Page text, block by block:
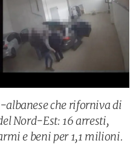
che riforniva di
Nord-Est: 16 arresti,
e beni per 1,1 milioni.